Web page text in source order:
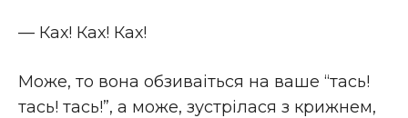
— Ках! Ках! Ках!
Може, то вона обзиваіться на ваше “тась!
тась! тась!”, а може, зустрiлася з крижнем,